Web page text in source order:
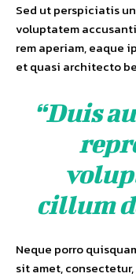
Sed ut perspiciatis
voluptatem
rem aperiam, eaque
et quasi architecto
“Duis
cillum
Neque porro
sit amet,